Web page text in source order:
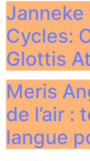
Janneke
Cycles:
Glottis
Meris
de l’air :
langue